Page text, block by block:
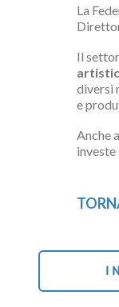
La
Il
diversi
e
Anche
investe